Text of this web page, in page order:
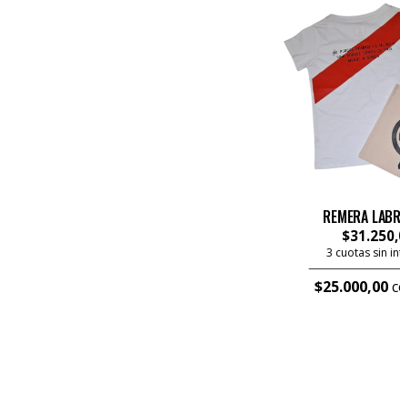
REMERA
3 cuotas sin
$25.000,00